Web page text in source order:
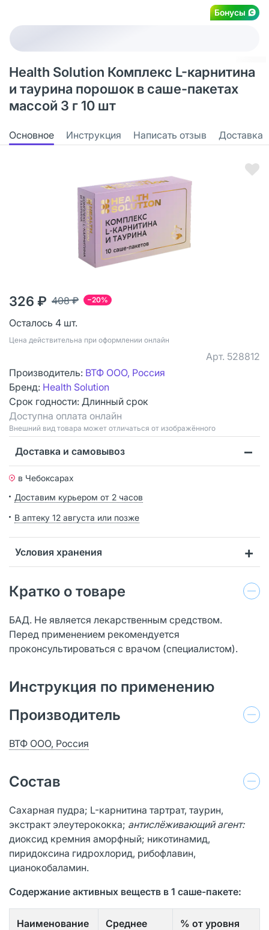
Бонусы
Health Solution Комплекс L-карнитина
и таурина порошок в саше-пакетах
массой 3 г 10 шт
Основное Инструкция Написать отзыв Доставка
−20%
408 ₽
326 ₽
Осталось 4 шт.
Цена действительна при оформлении онлайн
Арт. 528812
Производитель: ВТФ ООО, Россия
Бренд: Health Solution
Срок годности: Длинный срок
Доступна оплата онлайн
Bнешний вид товара может отличаться от изображённого
Доставка и самовывоз
в Чебоксарах
Доставим курьером от 2 часов
В аптеку 12 августа или позже
Условия хранения
Кратко о товаре
БАД. Не является лекарственным средством.
Перед применением рекомендуется
проконсультироваться с врачом (специалистом).
Инструкция по применению
Производитель
ВТФ ООО, Россия
Состав
Сахарная пудра; L-карнитина тартрат, таурин,
экстракт элеутерококка; антислёживающий агент:
диоксид кремния аморфный; никотинамид,
пиридоксина гидрохлорид, рибофлавин,
цианокобаламин.
Содержание активных веществ в 1 саше-пакете:
Наименование
Среднее
% от уровня